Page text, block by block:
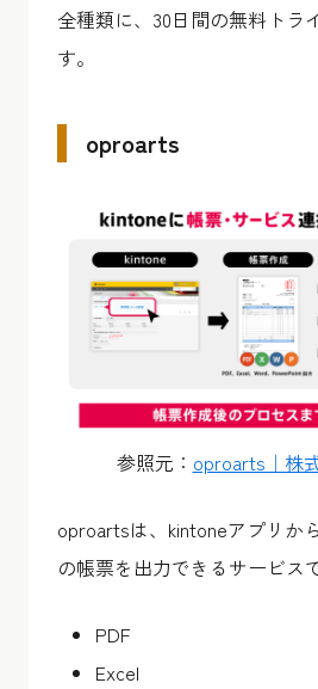
全種類に、30日間の無料トラ
す。
oproarts
参照元： oproarts｜株
oproartsは、kintoneアプリか
の帳票を出力できるサービス
PDF
Excel